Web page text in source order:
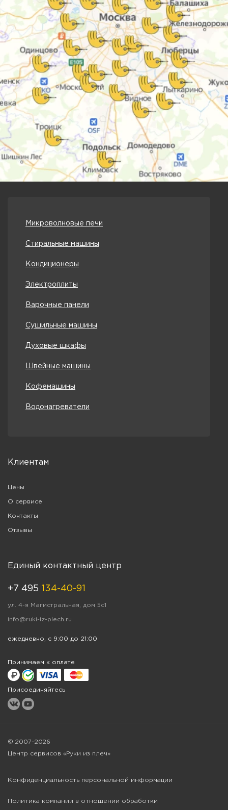
Микроволновые печи
Стиральные машины
Кондиционеры
Электроплиты
Варочные панели
Сушильные машины
Духовые шкафы
Швейные машины
Кофемашины
Водонагреватели
Клиентам
Цены
О сервисе
Контакты
Отзывы
Единый контактный центр
+7 495 134-40-91
ул. 4-я Магистральная, дом 5с1
info@ruki-iz-plech.ru
ежедневно, с 9:00 до 21:00
Принимаем к оплате
Присоединяйтесь
© 2007–2026
Центр сервисов «Руки из плеч»
Конфиденциальность персональной информации
Политика компании в отношении обработки